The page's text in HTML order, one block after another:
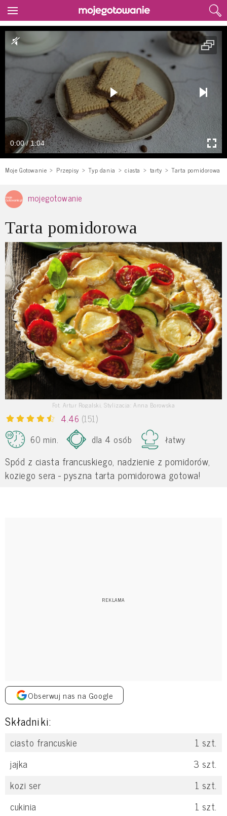
0:00 / 1:04
Moje Gotowanie Przepisy Typ dania ciasta tarty Tarta pomidorowa
mojegotowanie
Tarta pomidorowa
Fot. Artur Rogalski, Stylizacja: Anna Borowska
4.46 (151)
60 min.
dla 4 osób łatwy
Spód z ciasta francuskiego, nadzienie z pomidorów,
koziego sera - pyszna tarta pomidorowa gotowa!
Obserwuj nas na Google
Składniki:
ciasto francuskie 1 szt.
jajka
3 szt.
kozi ser
1 szt.
cukinia
1 szt.